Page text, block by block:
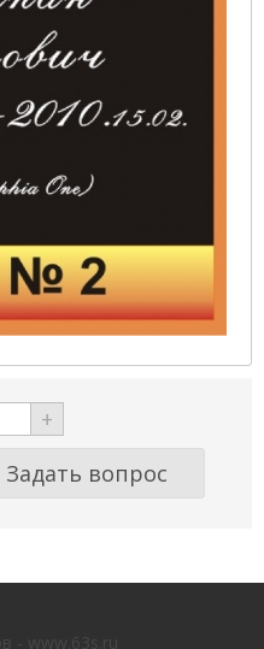
+
Задать вопрос
- www.63s.ru